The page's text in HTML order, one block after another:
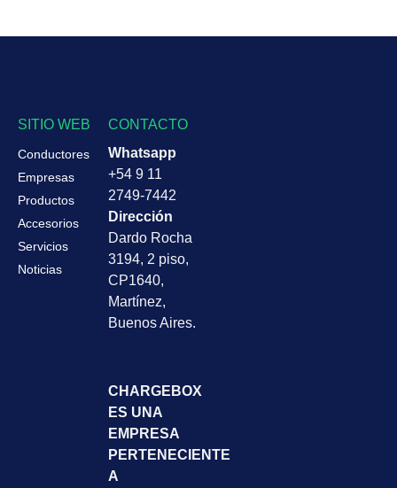
SITIO WEB
Conductores
Empresas
Productos
Accesorios
Servicios
Noticias
CONTACTO
Whatsapp
+54 9 11
2749-7442
Dirección
Dardo Rocha
3194, 2 piso,
CP1640,
Martínez,
Buenos Aires.
CHARGEBOX
ES UNA
EMPRESA
PERTENECIENTE
A